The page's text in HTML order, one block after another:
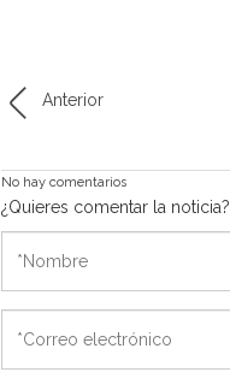
Anterior
No hay comentarios
¿Quieres comentar la noticia?
electrónico